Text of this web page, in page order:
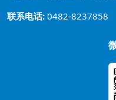
联系电话: 0482-8237858